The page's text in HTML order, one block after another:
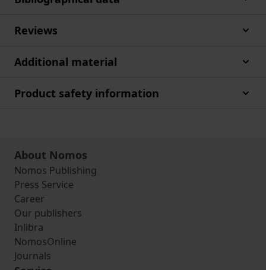
Reviews
Additional material
Product safety information
About Nomos
Nomos Publishing
Press Service
Career
Our publishers
Inlibra
NomosOnline
Journals